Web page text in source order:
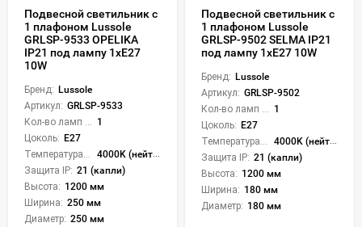
Подвесной светильник с
1 плафоном Lussole
GRLSP-9533 OPELIKA
IP21 под лампу 1xE27
10W
Бренд: Lussole
Артикул: GRLSP-9533
1
Цоколь: E27
4000K (нейтральный)
Защита IP: 21 (капли)
Высота: 1200 мм
Ширина: 250 мм
Диаметр: 250 мм
Подвесной светильник с
1 плафоном Lussole
GRLSP-9502 SELMA IP21
под лампу 1xE27 10W
Бренд: Lussole
Артикул: GRLSP-9502
1
Цоколь: E27
4000K (нейтральный)
Защита IP: 21 (капли)
Высота: 1200 мм
Ширина: 180 мм
Диаметр: 180 мм